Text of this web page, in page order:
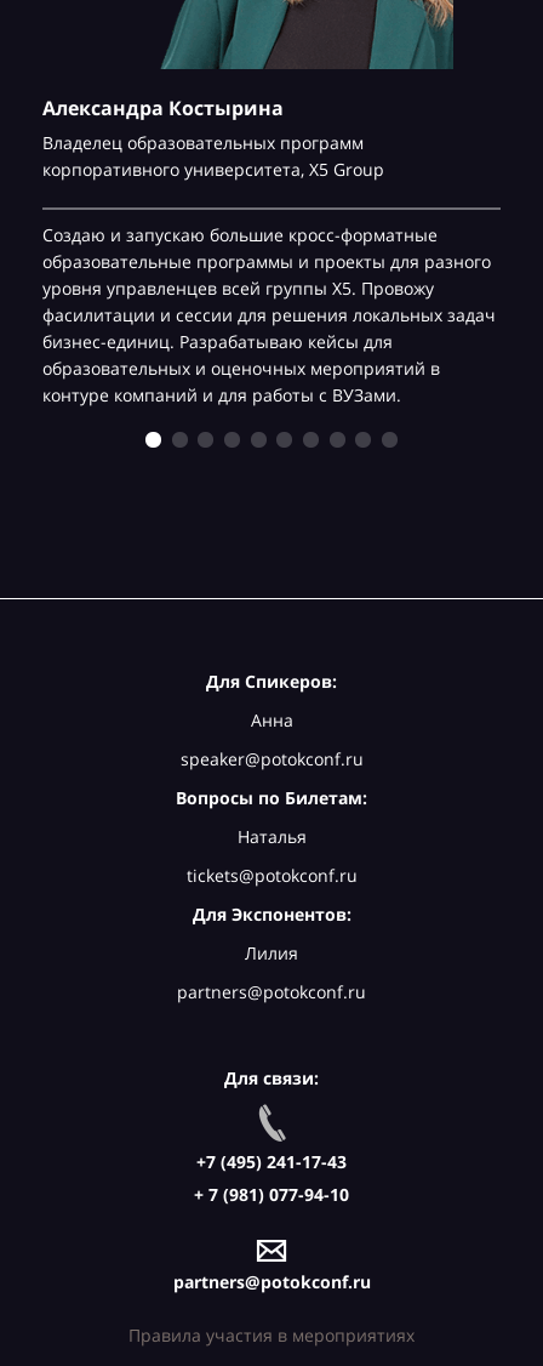
Александра Костырина
Владелец образовательных программ
корпоративного университета, Х5 Group
Создаю и запускаю большие кросс-форматные
образовательные программы и проекты для разного
уровня управленцев всей группы Х5. Провожу
фасилитации и сессии для решения локальных задач
бизнес-единиц. Разрабатываю кейсы для
образовательных и оценочных мероприятий в
контуре компаний и для работы с ВУЗами.
Для Спикеров:
Анна
speaker@potokconf.ru
Вопросы по Билетам:
Наталья
tickets@potokconf.ru
Для Экспонентов:
Лилия
partners@potokconf.ru
Для связи:
+7 (495) 241-17-43
+ 7 (981) 077-94-10
partners@potokconf.ru
Правила участия в мероприятиях